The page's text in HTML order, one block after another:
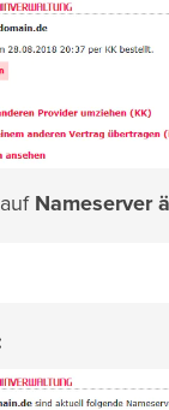
Nameserver